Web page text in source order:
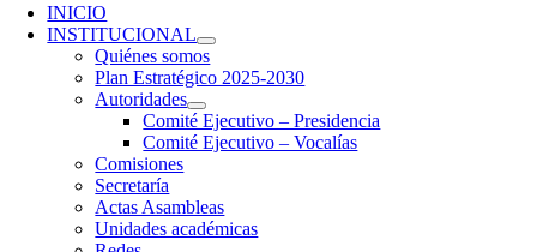
INICIO
INSTITUCIONAL
Quiénes somos
Plan Estratégico 2025-2030
Autoridades
Comité Ejecutivo – Presidencia
Comité Ejecutivo – Vocalías
Comisiones
Secretaría
Actas Asambleas
Unidades académicas